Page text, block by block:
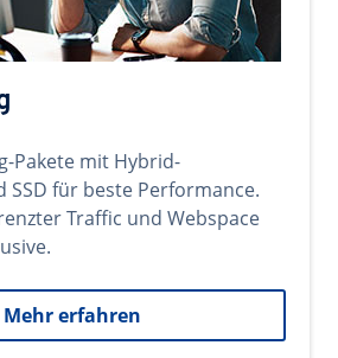
Pakete mit Hybrid-
SSD für beste Performance.
Traffic und Webspace
Mehr erfahren